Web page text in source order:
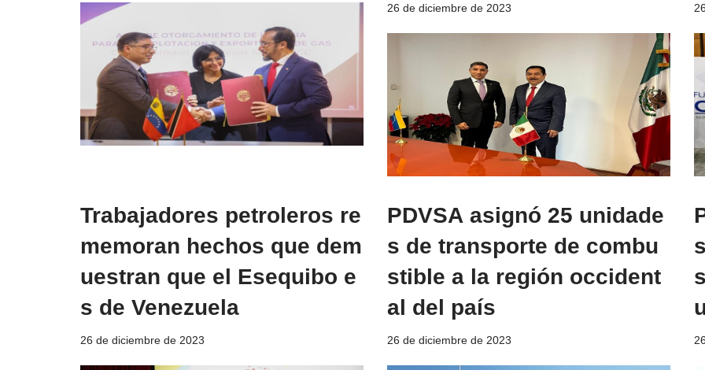
26 de diciembre de 2023
Trabajadores petroleros re
memoran hechos que dem
uestran que el Esequibo e
s de Venezuela
26 de diciembre de 2023
PDVSA asignó 25 unidade
s de transporte de combu
stible a la región occident
al del país
26 de diciembre de 2023